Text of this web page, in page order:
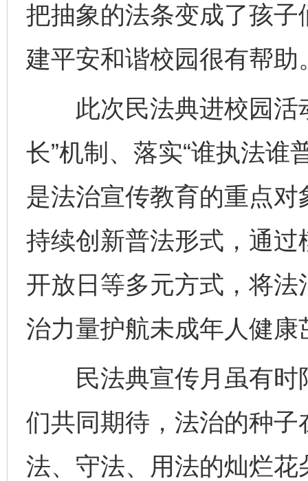
把抽象的法条变成了孩
建平安和谐校园很有帮助
此次民法典进校园活
长”机制、落实“谁执法谁
是法治宣传教育的重点
持续创新普法形式，通
开放日等多元方式，将
治力量护航未成年人健康
民法典宣传月虽有时
们共同期待，法治的种
法、守法、用法的灿烂花